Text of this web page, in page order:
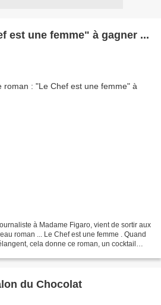
est une femme" à gagner ...
à Madame Figaro, vient de sortir aux
roman ... Le Chef est une femme . Quand
cela donne ce roman, un cocktail
du Chocolat